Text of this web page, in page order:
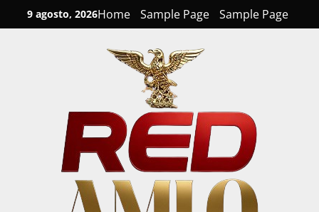
to
9 agosto, 2026Home Sample Page Sample Page